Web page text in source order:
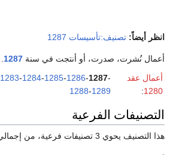
انظر أيضاً: تصنيف:تأسيسات 1287
أعمال نُشرت، صدرت، أو أنتجت في سنة 1287
أعمال عقد
1280
:
1283-1284-1285-1286-1287-
1288-1289
التصنيفات الفرعية
هذا التصنيف يحوي 3 تصنيفات فرعية، من إجمالي 3.